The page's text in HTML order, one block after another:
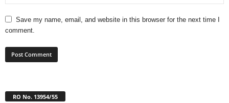
Save my name, email, and website in this browser for the next time I
comment.
RO No. 13954/55